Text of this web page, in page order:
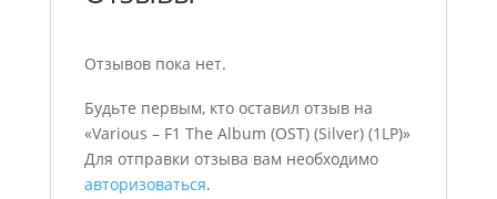
Отзывов пока нет.
Будьте первым, кто оставил отзыв на
«Various – F1 The Album (OST) (Silver) (1LP)»
Для отправки отзыва вам необходимо
авторизоваться.